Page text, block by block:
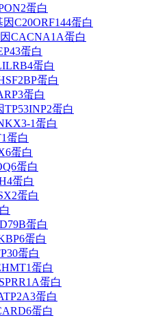
蛋白
因C20ORF144蛋白
CACNA1A蛋白
蛋白
蛋白
蛋白
蛋白
TP53INP2蛋白
1蛋白
蛋白
蛋白
蛋白
蛋白
蛋白
蛋白
蛋白
蛋白
蛋白
蛋白
蛋白
蛋白